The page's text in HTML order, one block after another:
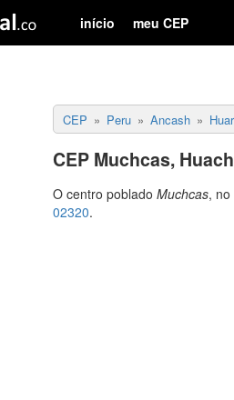
início meu CEP
CEP Peru Ancash
CEP Muchcas,
O centro poblado Muchcas,
02320.